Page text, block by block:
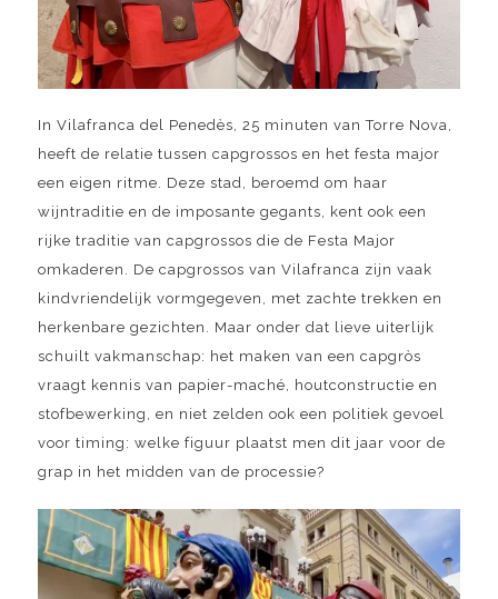
In Vilafranca del Penedès, 25 minuten van Torre Nova,
heeft de relatie tussen capgrossos en het festa major
een eigen ritme. Deze stad, beroemd om haar
wijntraditie en de imposante gegants, kent ook een
rijke traditie van capgrossos die de Festa Major
omkaderen. De capgrossos van Vilafranca zijn vaak
kindvriendelijk vormgegeven, met zachte trekken en
herkenbare gezichten. Maar onder dat lieve uiterlijk
schuilt vakmanschap: het maken van een capgròs
vraagt kennis van papier-maché, houtconstructie en
stofbewerking, en niet zelden ook een politiek gevoel
voor timing: welke figuur plaatst men dit jaar voor de
grap in het midden van de processie?